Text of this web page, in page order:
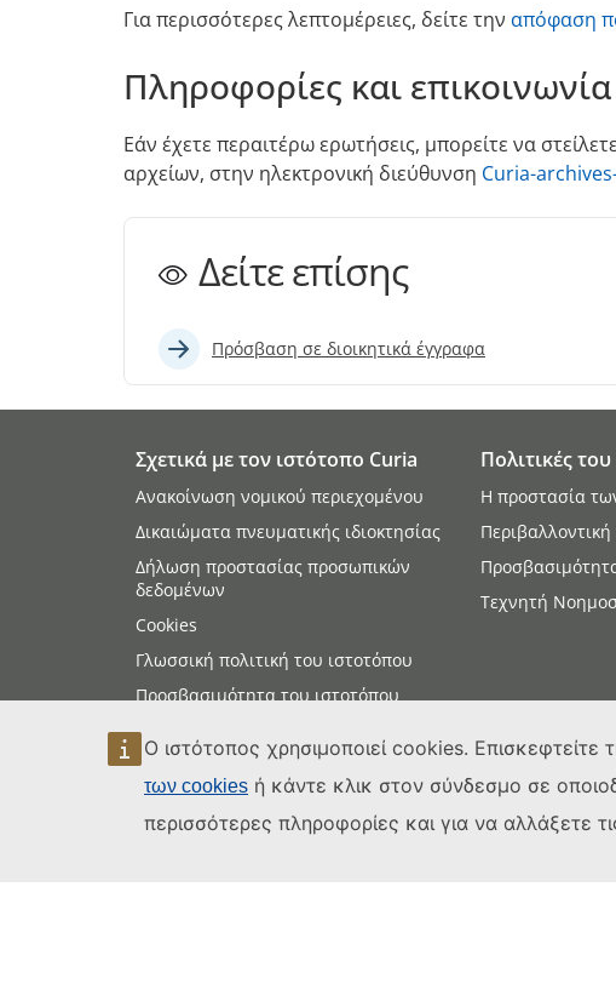
Ο ιστότοπος χρησιμοποιεί cookies. Επισκεφτείτε
των cookies ή κάντε κλικ στον σύνδεσμο σε
περισσότερες πληροφορίες και για να αλλάξετε
Για περισσότερες λεπτομέρειες, δείτε την απόφαση
Πληροφορίες και επικοινωνία
Εάν έχετε περαιτέρω ερωτήσεις, μπορείτε να
αρχείων, στην ηλεκτρονική διεύθυνση Curia-
Δείτε επίσης
Πρόσβαση σε διοικητικά έγγραφα
Σχετικά με τον ιστότοπο Curia
Ανακοίνωση νομικού περιεχομένου
Δικαιώματα πνευματικής ιδιοκτησίας
Δήλωση προστασίας προσωπικών
δεδομένων
Cookies
Γλωσσική πολιτική του ιστοτόπου
Προσβασιμότητα του ιστοτόπου
Χάρτης του ιστοτόπου
Πολιτικές
Η προστασία
Περιβαλλοντική
Τεχνητή